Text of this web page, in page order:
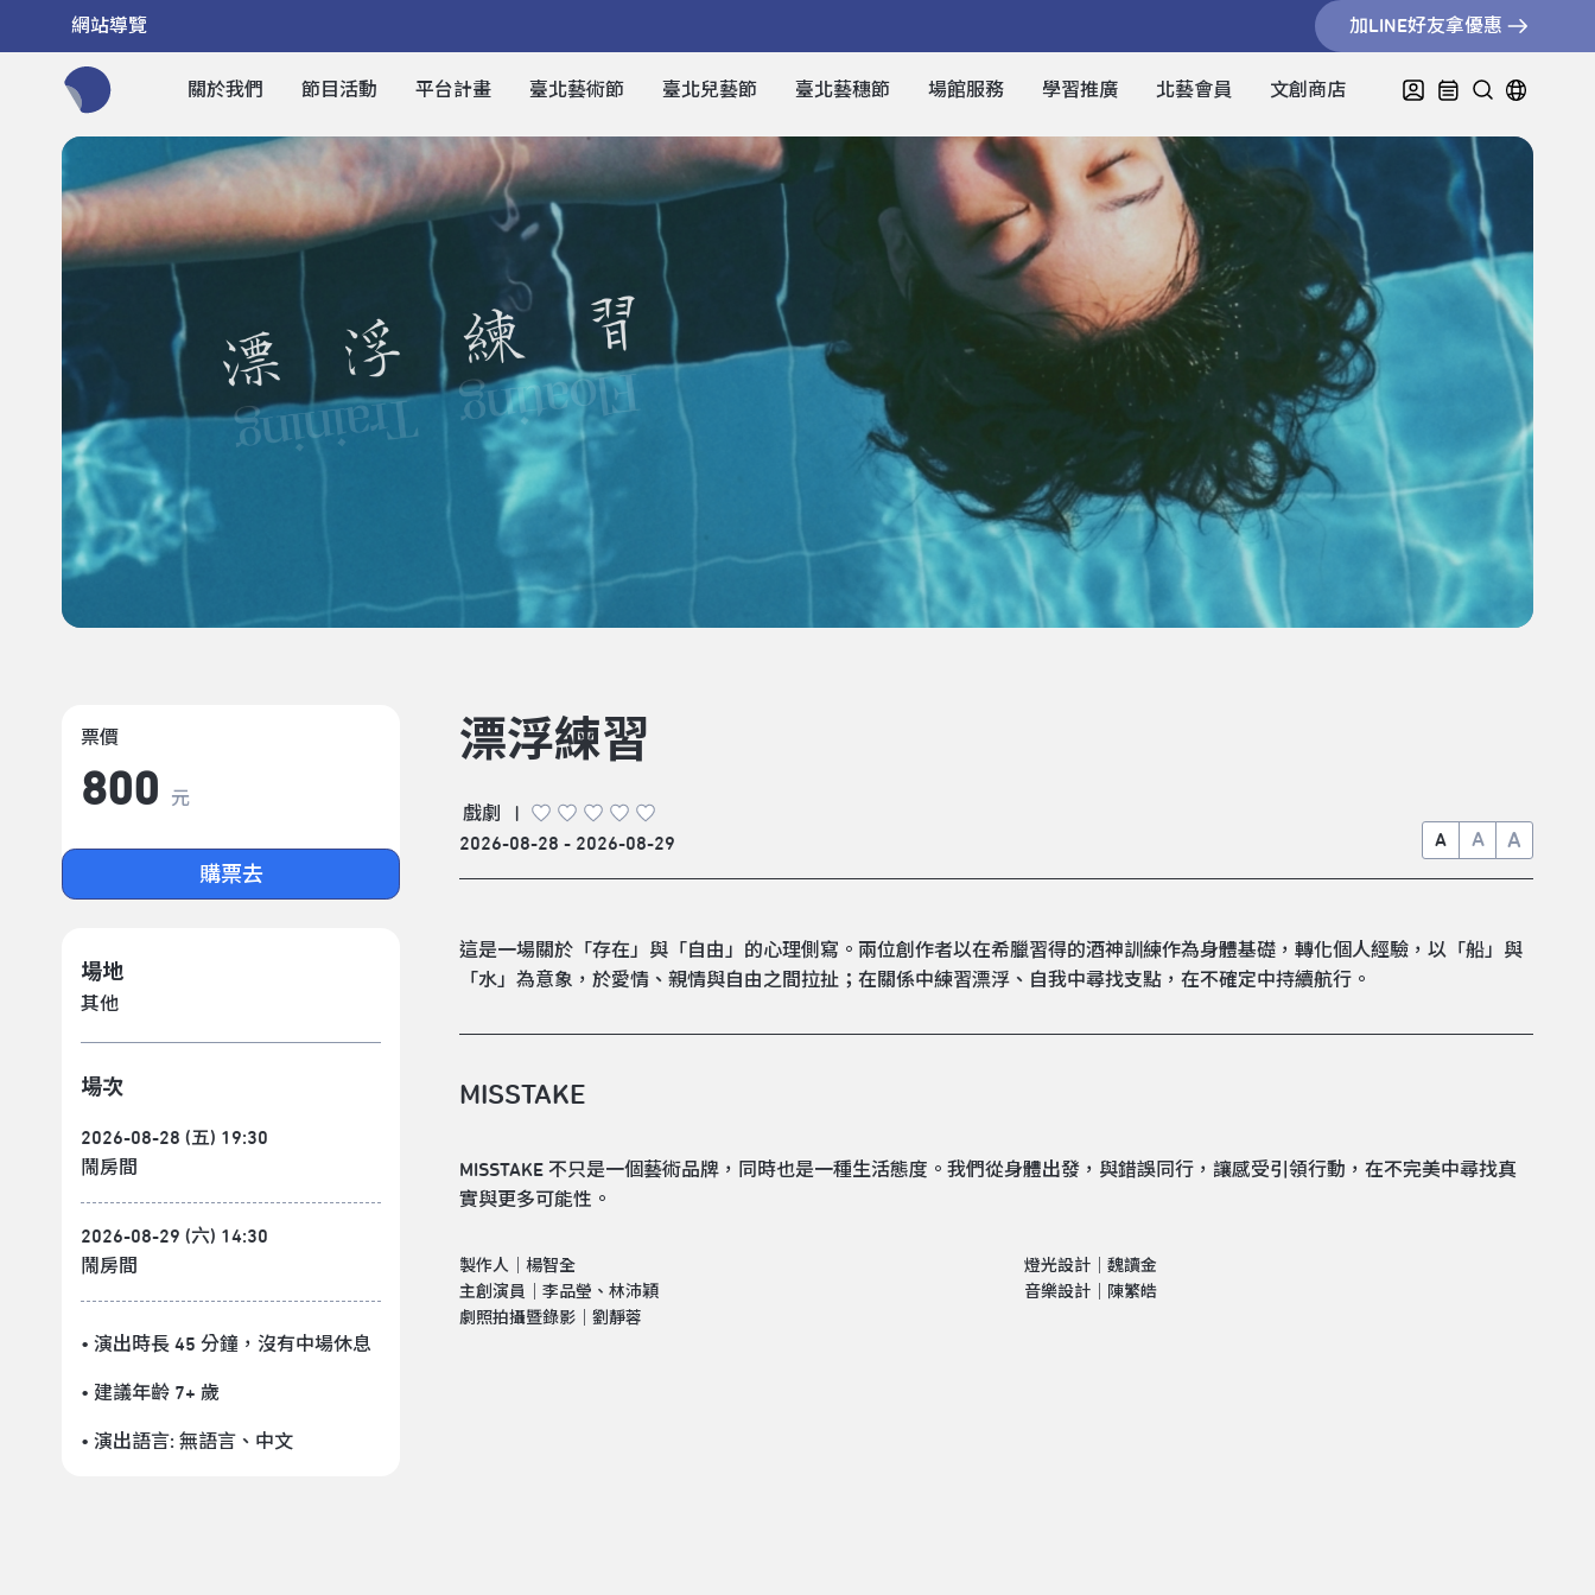
網站導覽 加LINE好友拿優惠
關於我們 節目活動 平台計畫 臺北藝術節 臺北兒藝節 臺北藝穗節 場館服務 學習推廣 北藝會員 文創商店
票價
800 元
購票去
場地
其他
場次
2026-08-28 (五) 19:30
鬧房間
2026-08-29 (六) 14:30
鬧房間
• 演出時長 45 分鐘 ，沒有中場休息
• 建議年齡 7+ 歲
• 演出語言: 無語言 、 中文
漂浮練習
戲劇
2026-08-28 - 2026-08-29
A A A
這是一場關於「存在」與「自由」的心理側寫。兩位創作者以在希臘習得的酒神訓練作為身體基礎，轉化個人經驗，以「船」與
「水」為意象，於愛情、親情與自由之間拉扯；在關係中練習漂浮、自我中尋找支點，在不確定中持續航行。
MISSTAKE
MISSTAKE 不只是一個藝術品牌，同時也是一種生活態度。我們從身體出發，與錯誤同行，讓感受引領行動，在不完美中尋找真
實與更多可能性。
製作人｜楊智全
主創演員｜李品瑩、林沛穎
劇照拍攝暨錄影｜劉靜蓉
燈光設計｜魏讀金
音樂設計｜陳繁皓